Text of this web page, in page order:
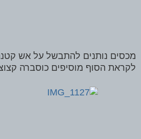
מכסים נותנים להתבשל על אש
לקראת הסוף מוסיפים כוסברה